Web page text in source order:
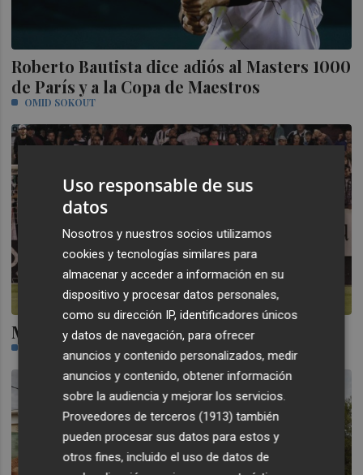
Roberto Bautista dice adiós al Masters 1000
de París y a la Copa de Maestros
OMID SOKOUT
Manchado y Gil García: los 'CSI' albinegros
Uso responsable de sus
datos
Nosotros y nuestros socios utilizamos
cookies y tecnologías similares para
almacenar y acceder a información en su
dispositivo y procesar datos personales,
como su dirección IP, identificadores únicos
y datos de navegación, para ofrecer
anuncios y contenido personalizados, medir
anuncios y contenido, obtener información
sobre la audiencia y mejorar los servicios.
Proveedores de terceros (1913) también
pueden procesar sus datos para estos y
otros fines, incluido el uso de datos de